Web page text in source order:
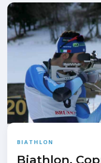
BIATHLON
Biathlon,